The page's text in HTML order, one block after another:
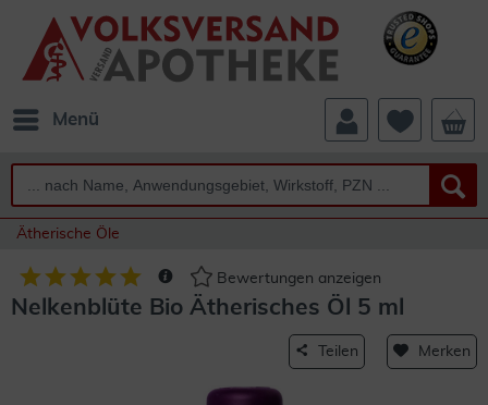
Menü
Ätherische Öle
Bewertungen anzeigen
Nelkenblüte Bio Ätherisches Öl 5 ml
Teilen Merken